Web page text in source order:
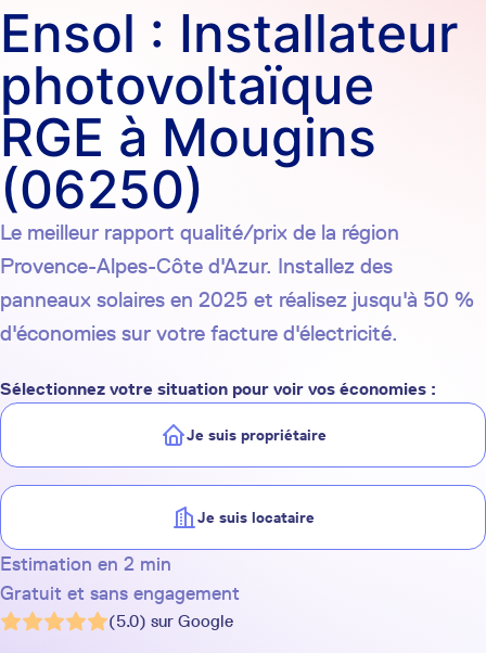
Ensol : Installateur
photovoltaïque
RGE à Mougins
(06250)
Le meilleur rapport qualité/prix de la région
Provence-Alpes-Côte d'Azur. Installez des
panneaux solaires en 2025 et réalisez jusqu'à 50 %
d'économies sur votre facture d'électricité.
Sélectionnez votre situation pour voir vos économies :
Je suis propriétaire
Je suis locataire
Estimation en 2 min
Gratuit et sans engagement
(5.0) sur Google